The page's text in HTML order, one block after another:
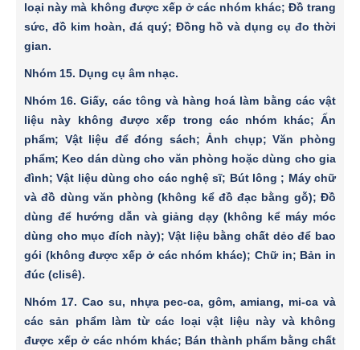
loại này mà không được xếp ở các nhóm khác; Ðồ trang
sức, đồ kim hoàn, đá quý; Ðồng hồ và dụng cụ đo thời
gian.
Nhóm 15. Dụng cụ âm nhạc.
Nhóm 16. Giấy, các tông và hàng hoá làm bằng các vật
liệu này không được xếp trong các nhóm khác; Ấn
phẩm; Vật liệu để đóng sách; Ảnh chụp; Văn phòng
phẩm; Keo dán dùng cho văn phòng hoặc dùng cho gia
đình; Vật liệu dùng cho các nghệ sĩ; Bút lông ; Máy chữ
và đồ dùng văn phòng (không kể đồ đạc bằng gỗ); Ðồ
dùng để hướng dẫn và giảng dạy (không kể máy móc
dùng cho mục đích này); Vật liệu bằng chất dẻo để bao
gói (không được xếp ở các nhóm khác); Chữ in; Bản in
đúc (clisê).
Nhóm 17. Cao su, nhựa pec-ca, gôm, amiang, mi-ca và
các sản phẩm làm từ các loại vật liệu này và không
được xếp ở các nhóm khác; Bán thành phẩm bằng chất